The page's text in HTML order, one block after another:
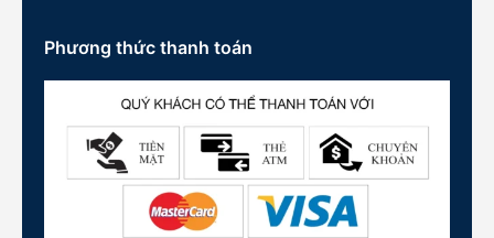
Phương thức thanh toán